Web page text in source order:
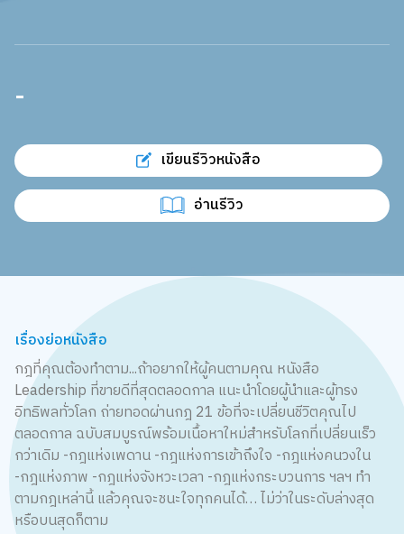
-
เขียนรีวิวหนังสือ
อ่านรีวิว
เรื่องย่อหนังสือ
กฎที่คุณต้องทำตาม...ถ้าอยากให้ผู้คนตามคุณ หนังสือ
Leadership ที่ขายดีที่สุดตลอดกาล แนะนำโดยผู้นำและผู้ทรง
อิทธิพลทั่วโลก ถ่ายทอดผ่านกฎ 21 ข้อที่จะเปลี่ยนชีวิตคุณไป
ตลอดกาล ฉบับสมบูรณ์พร้อมเนื้อหาใหม่สำหรับโลกที่เปลี่ยนเร็ว
กว่าเดิม -กฎแห่งเพดาน -กฎแห่งการเข้าถึงใจ -กฎแห่งคนวงใน
-กฎแห่งภาพ -กฎแห่งจังหวะเวลา -กฎแห่งกระบวนการ ฯลฯ ทำ
ตามกฎเหล่านี้ แล้วคุณจะชนะใจทุกคนได้… ไม่ว่าในระดับล่างสุด
หรือบนสุดก็ตาม